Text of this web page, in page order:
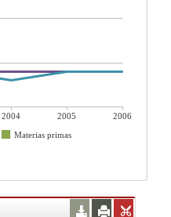
2004 2005
2006
Materias primas